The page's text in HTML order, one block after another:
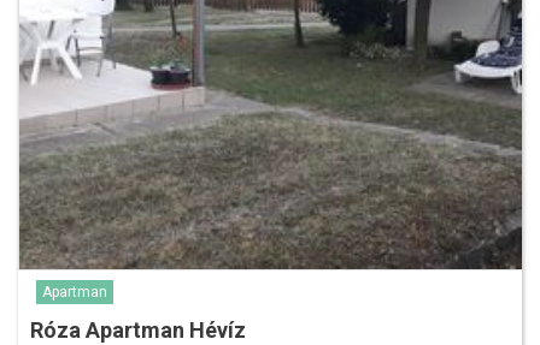
Apartman
Róza Apartman Hévíz